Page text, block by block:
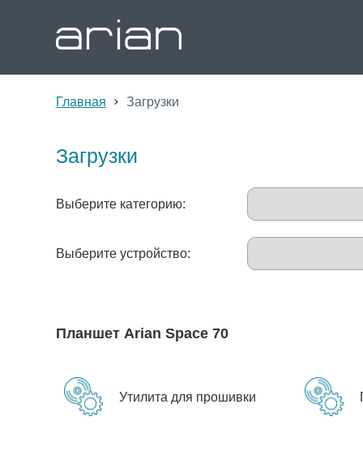
Главная Загрузки
Загрузки
Выберите категорию:
Выберите устройство:
Планшет Arian Space 70
Утилита для прошивки